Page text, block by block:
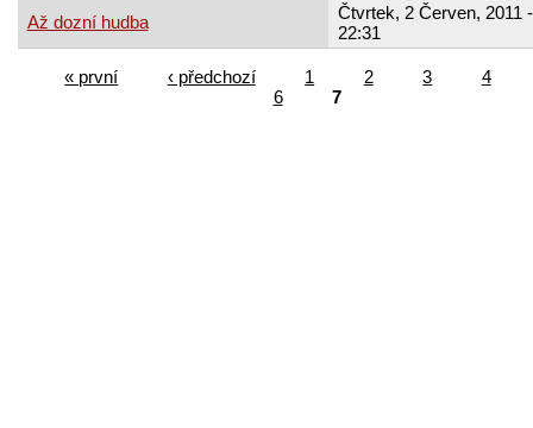
Až dozní hudba
Čtvrtek, 2 Červen, 2011 -
22:31
« první ‹ předchozí 1 2 3
4
6
7